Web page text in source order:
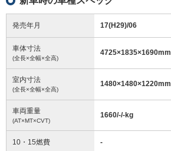
発売年月 17(H29)/06
車体寸法
(全長×全幅×全高)
4725×1835×1690mm
室内寸法
(全長×全幅×全高)
1480×1480×1220mm
車両重量
(AT×MT×CVT)
1660/-/-kg
10・15燃費 -